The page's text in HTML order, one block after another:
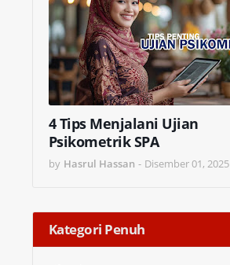
4 Tips Menjalani Ujian
Psikometrik SPA
by Hasrul Hassan - Disember 01, 2025
Kategori Penuh